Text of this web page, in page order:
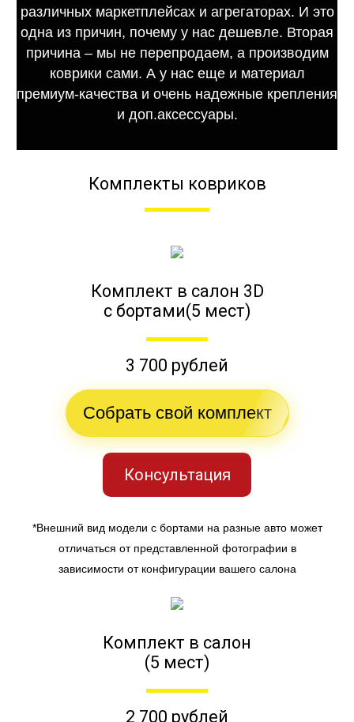
различных маркетплейсах и агрегаторах. И это
одна из причин, почему у нас дешевле. Вторая
причина – мы не перепродаем, а производим
коврики сами. А у нас еще и материал
премиум-качества и очень надежные крепления
и доп.аксессуары.
Комплекты ковриков
Комплект в салон 3D
с бортами(5 мест)
3 700 рублей
Собрать свой комплект
Консультация
*Внешний вид модели с бортами на разные авто может
отличаться от представленной фотографии в
зависимости от конфигурации вашего салона
Комплект в салон
(5 мест)
2 700 рублей